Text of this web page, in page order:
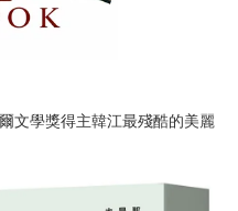
文學獎得主韓江最殘酷的美麗